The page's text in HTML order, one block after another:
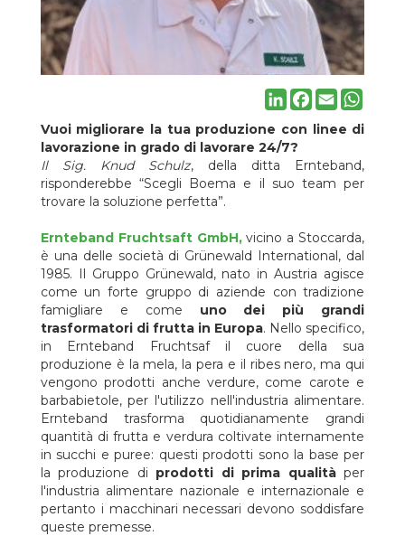
Il Sig. Knud Schulz, Direttore di Stabilimento di Ernteband,
riporta: “Il Gruppo Gruenewald lavora con Boema da molti anni.
In Ernteband Fruchtsaft GmbH abbiamo installato la prima
linea completa di Boema per la lavorazione di carote e
barbabietola e ha funzionato perfettamente.Ha migliorato la
qualità e l'efficienza, che è uno degli obiettivi principali di
Ernteband, per questo abbiamo iniziato a valutare l'installazione
di una nuova linea di processo.
Naturalmente Boema è stata la
nostra prima scelta per questo nuovo progetto, dovuta alla
reciproca e fiduciosa esperienza, abbiamo iniziato a studiare
esigenze. Il team Boema ci ha accompagnato dalla fase
preliminare allo start up, fino alla positiva messa in servizio
della linea. Attualmente, abbiamo migliorato la capacità,
l'automatizzazione e il controllo della linea, quindi possiamo
lavorare 24 ore su 24, 7 giorni su 7,con meno operatori di
quanti necessari prima.Siamo pienamente soddisfatti
scegliendo ancora una volta Boema!
”.
Boema ha fornito la prima linea di pelatura a vapore ad
Ernteband, il rivoluzionariopelatore a vapore Mod. SPB
cestello rotante interno per la separazione completa del
prodotto/condensa, nel 2009. La linea è stata completata con le
sezioni di spazzolatura, triturazione e riscaldamento.
Dopo dieci anni, il pelatore a vapore di Boema è ancora la
soluzione di pelatura più performante che combina rese più
elevate con consumi di vapore più bassi.
LinkedInFacebook
Email
Vuoi migliorare la tua produzione con linee di
lavorazione in grado di lavorare 24/7?
Il Sig. Knud Schulz, della ditta Ernteband,
risponderebbe “Scegli Boema e il suo team per
trovare la soluzione perfetta”.
Ernteband Fruchtsaft GmbH,vicino a Stoccarda,
è una delle società di Grünewald International, dal
1985. Il Gruppo Grünewald, nato in Austria agisce
come un forte gruppo di aziende con tradizione
famigliare e come uno dei più grandi
trasformatori di frutta in Europa. Nello specifico,
in Ernteband Fruchtsaf il cuore della sua
produzione è la mela, la pera e il ribes nero, ma qui
vengono prodotti anche verdure, come carote e
barbabietole, per l'utilizzo nell'industria alimentare.
Ernteband trasforma quotidianamente grandi
quantità di frutta e verdura coltivate internamente
in succhi e puree: questi prodotti sono la base per
la produzione di prodotti di prima qualitàper
l'industria alimentare nazionale e internazionale e
pertanto i macchinari necessari devono soddisfare
queste premesse.